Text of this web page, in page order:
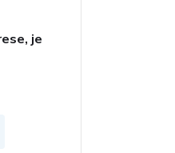
je